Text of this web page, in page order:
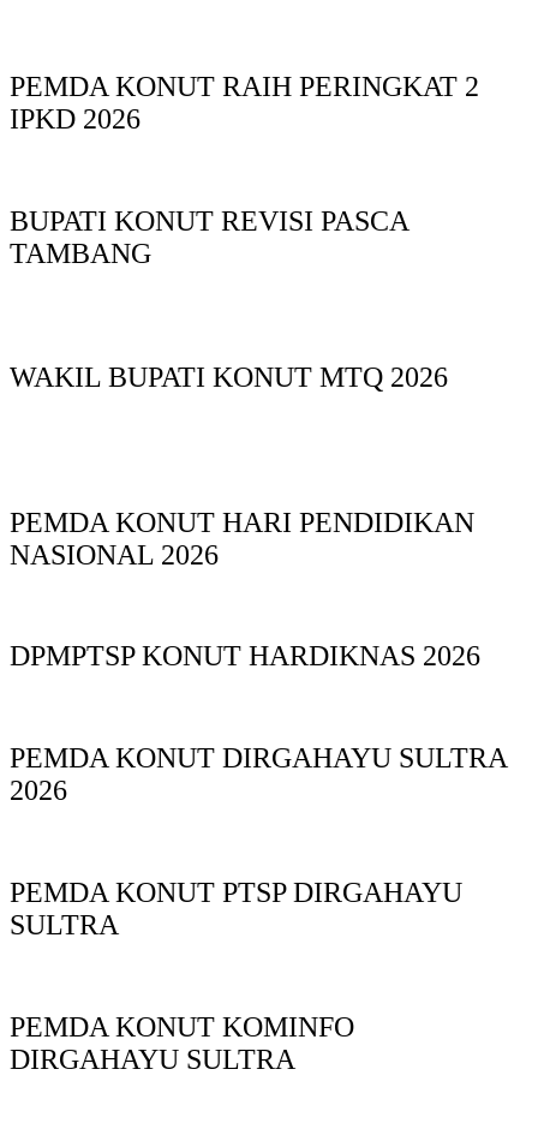
PEMDA KONUT RAIH PERINGKAT 2
IPKD 2026
BUPATI KONUT REVISI PASCA
TAMBANG
WAKIL BUPATI KONUT MTQ 2026
PEMDA KONUT HARI PENDIDIKAN
NASIONAL 2026
DPMPTSP KONUT HARDIKNAS 2026
PEMDA KONUT DIRGAHAYU SULTRA
2026
PEMDA KONUT PTSP DIRGAHAYU
SULTRA
PEMDA KONUT KOMINFO
DIRGAHAYU SULTRA